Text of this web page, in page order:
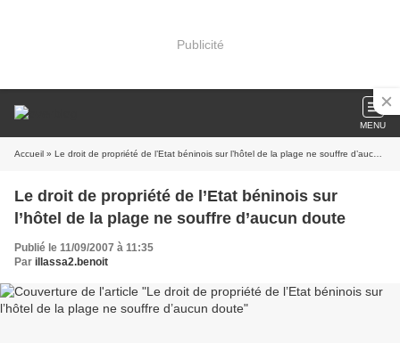
Publicité
MENU
Accueil » Le droit de propriété de l’Etat béninois sur l’hôtel de la plage ne souffre d’aucun doute
Le droit de propriété de l’Etat béninois sur
l’hôtel de la plage ne souffre d’aucun doute
Publié le 11/09/2007 à 11:35
Par illassa2.benoit